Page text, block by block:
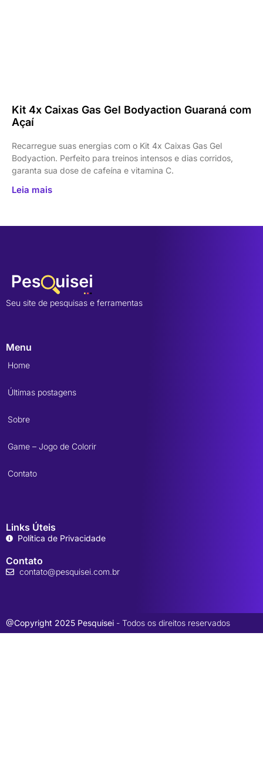
Kit 4x Caixas Gas Gel Bodyaction Guaraná com
Açaí
Recarregue suas energias com o Kit 4x Caixas Gas Gel
Bodyaction. Perfeito para treinos intensos e dias corridos,
garanta sua dose de cafeína e vitamina C.
Leia mais
Seu site de pesquisas e ferramentas
Menu
Home
Últimas postagens
Sobre
Game – Jogo de Colorir
Contato
Links Úteis
Política de Privacidade
Contato
contato@pesquisei.com.br
@Copyright 2025 Pesquisei - Todos os direitos reservados